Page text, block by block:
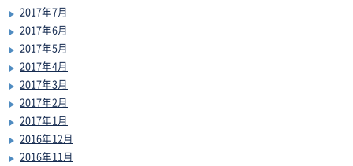
2017年7月
2017年6月
2017年5月
2017年4月
2017年3月
2017年2月
2017年1月
2016年12月
2016年11月